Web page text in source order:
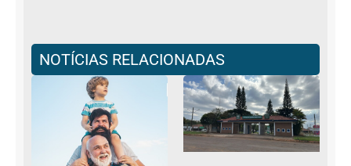
NOTÍCIAS RELACIONADAS